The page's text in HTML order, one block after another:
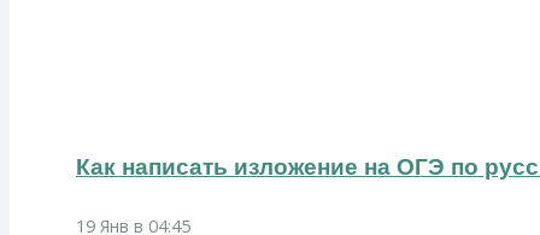
Как написать изложение на ОГЭ по
19 Янв в 04:45